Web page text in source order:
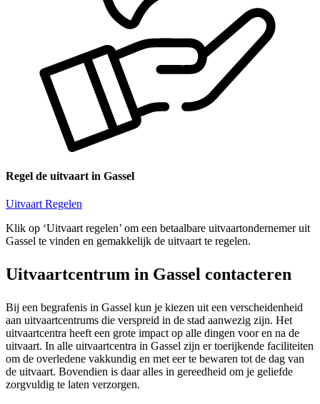
Regel de uitvaart in Gassel
Uitvaart Regelen
Klik op ‘Uitvaart regelen’ om een betaalbare uitvaartondernemer uit
Gassel te vinden en gemakkelijk de uitvaart te regelen.
Uitvaartcentrum in Gassel contacteren
Bij een begrafenis in Gassel kun je kiezen uit een verscheidenheid
aan uitvaartcentrums die verspreid in de stad aanwezig zijn. Het
uitvaartcentra heeft een grote impact op alle dingen voor en na de
uitvaart. In alle uitvaartcentra in Gassel zijn er toerijkende faciliteiten
om de overledene vakkundig en met eer te bewaren tot de dag van
de uitvaart. Bovendien is daar alles in gereedheid om je geliefde
zorgvuldig te laten verzorgen.